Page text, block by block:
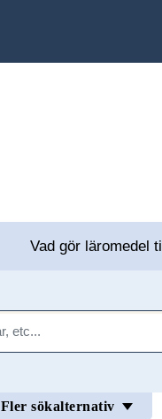
Vad gör läromedel
Fler sökalternativ